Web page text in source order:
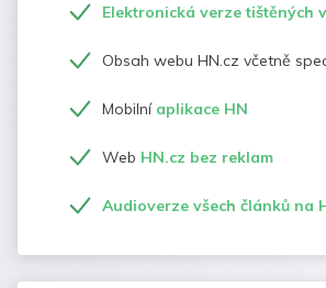
Elektronická verze tištěných
Obsah webu HN.cz včetně
Mobilní aplikace HN
Web HN.cz bez reklam
Audioverze všech článků na